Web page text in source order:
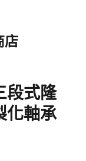
店
段式隆
化軸承